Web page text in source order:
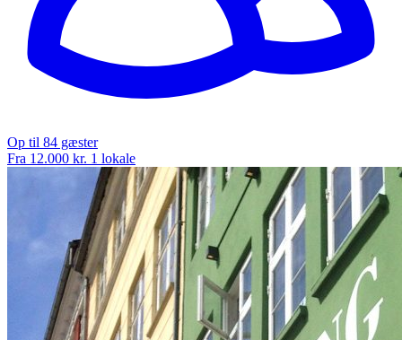
Op til 84 gæster
Fra 12.000 kr. 1 lokale